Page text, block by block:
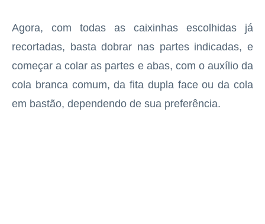
Agora, com todas as caixinhas escolhidas já
recortadas, basta dobrar nas partes indicadas, e
começar a colar as partes e abas, com o auxílio da
cola branca comum, da fita dupla face ou da cola
em bastão, dependendo de sua preferência.